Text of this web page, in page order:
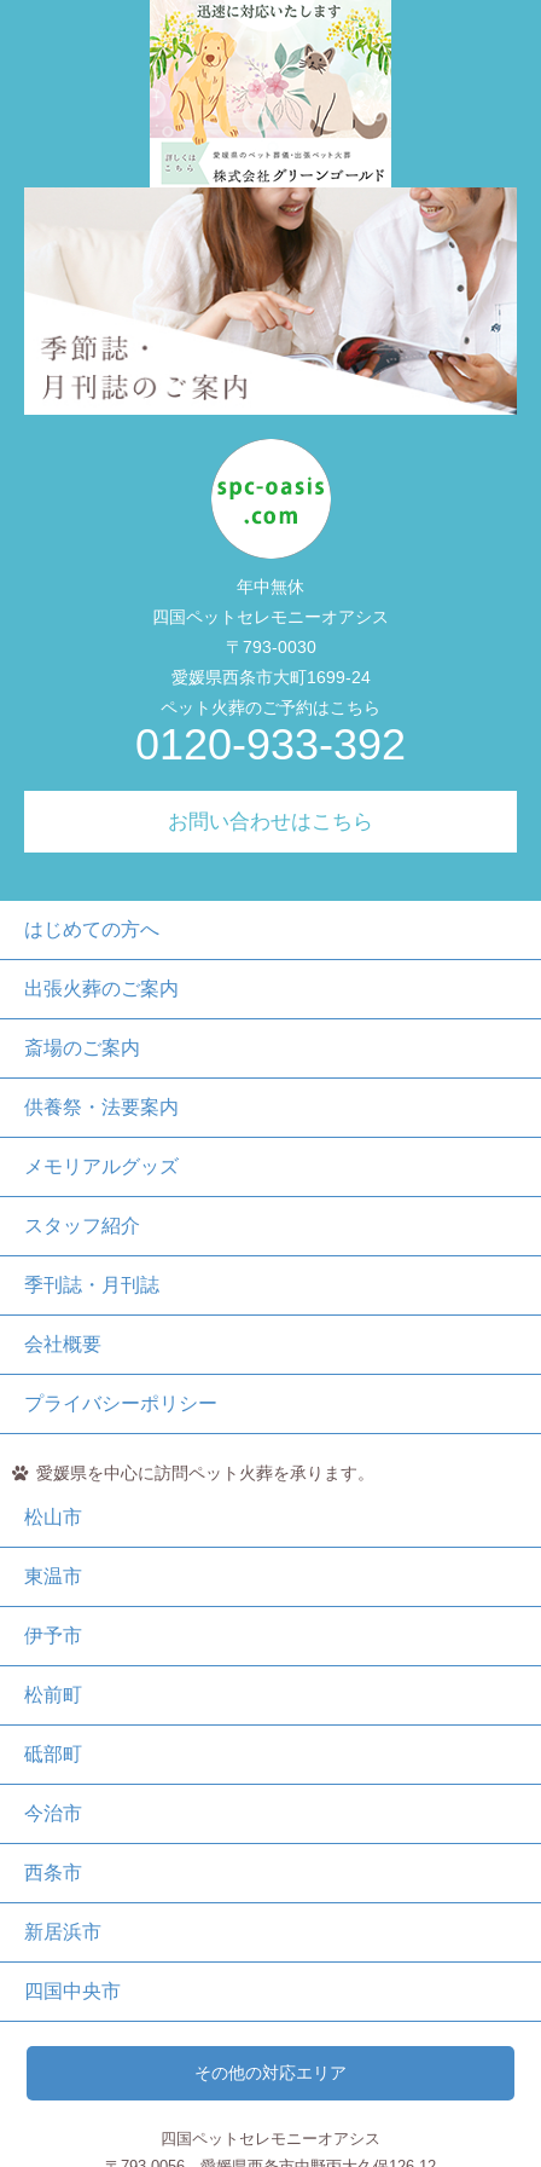
年中無休
四国ペットセレモニーオアシス
〒793-0030
愛媛県西条市大町1699-24
ペット火葬のご予約はこちら
0120-933-392
お問い合わせはこちら
はじめての方へ
出張火葬のご案内
斎場のご案内
供養祭・法要案内
メモリアルグッズ
スタッフ紹介
季刊誌・月刊誌
会社概要
プライバシーポリシー
愛媛県を中心に訪問ペット火葬を承ります。
松山市
東温市
伊予市
松前町
砥部町
今治市
西条市
新居浜市
四国中央市
その他の対応エリア
四国ペットセレモニーオアシス